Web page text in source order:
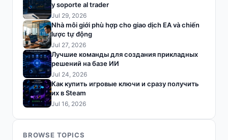
y soporte al trader
Jul 29, 2026
Nhà môi giới phù hợp cho giao dịch EA và chiến
lược tự động
Jul 27, 2026
Лучшие команды для создания прикладных
решений на базе ИИ
Jul 24, 2026
Как купить игровые ключи и сразу получить
их в Steam
Jul 16, 2026
BROWSE TOPICS